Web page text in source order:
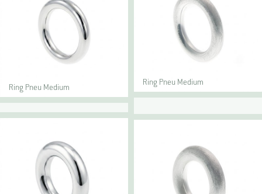
Ring Pneu Medium
Ring Pneu Medium